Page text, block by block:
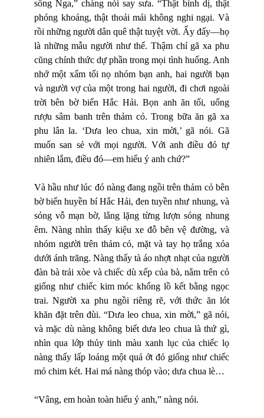
sống Nga,” chàng nói say sưa. “Thật bình dị, thật
phóng khoáng, thật thoải mái không nghi ngại. Và
rồi những người dân quê thật tuyệt vời. Ấy đấy—họ
là những mẫu người như thế. Thậm chí gã xa phu
cũng chính thức dự phần trong mọi tình huống. Anh
nhớ một xẩm tối nọ nhóm bạn anh, hai người bạn
và người vợ của một trong hai người, đi chơi ngoài
trời bên bờ biển Hắc Hải. Bọn anh ăn tối, uống
rượu sâm banh trên thảm cỏ. Trong bữa ăn gã xa
phu lân la. ‘Dưa leo chua, xin mời,’ gã nói. Gã
muốn san sẻ với mọi người. Với anh điều đó tự
nhiên lắm, điều đó—em hiểu ý anh chứ?”
Và hầu như lúc đó nàng đang ngồi trên thảm cỏ bên
bờ biển huyền bí Hắc Hải, đen tuyền như nhung, và
sóng vỗ mạn bờ, lẳng lặng từng lượn sóng nhung
êm. Nàng nhìn thấy kiệu xe đỗ bên vệ đường, và
nhóm người trên thảm cỏ, mặt và tay họ trắng xóa
dưới ánh trăng. Nàng thấy tà áo nhợt nhạt của người
đàn bà trải xòe và chiếc dù xếp của bà, nằm trên cỏ
giống như chiếc kim móc khổng lồ kết bằng ngọc
trai. Người xa phu ngồi riêng rẽ, với thức ăn lót
khăn đặt trên đùi. “Dưa leo chua, xin mời,” gã nói,
và mặc dù nàng không biết dưa leo chua là thứ gì,
nhìn qua lớp thủy tinh màu xanh lục của chiếc lọ
nàng thấy lấp loáng một quả ớt đỏ giống như chiếc
mỏ chim két. Hai má nàng thóp vào; dưa chua lè…
“Vâng, em hoàn toàn hiểu ý anh,” nàng nói.